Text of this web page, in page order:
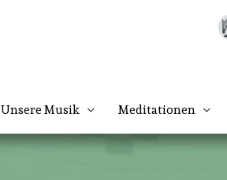
Unsere Musik Meditationen